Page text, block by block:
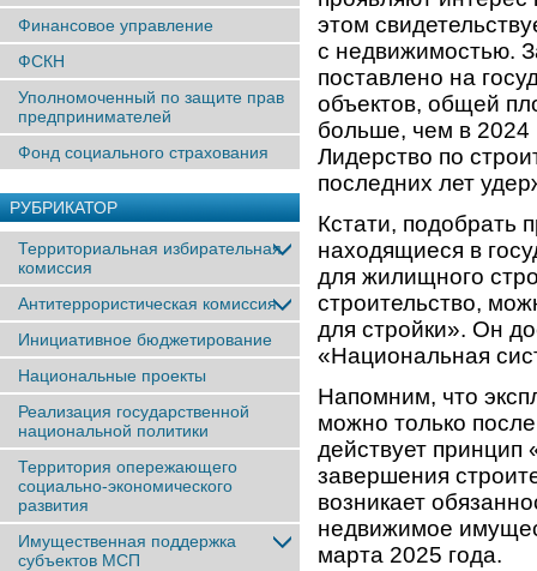
Финансовое управление
ФСКН
Уполномоченный по защите прав
предпринимателей
Фонд социального страхования
РУБРИКАТОР
Территориальная избирательная
комиссия
Антитеррористическая комиссия
Инициативное бюджетирование
Национальные проекты
Реализация государственной
национальной политики
Территория опережающего
социально-экономического
развития
Имущественная поддержка
субъектов МСП
этом
с недвижимостью.
поставлено на
объектов, общей
больше, чем в
Лидерство по
последних лет
Кстати, подобрать
находящиеся в
для жилищного
строительство,
для стройки». Он
«Национальная
Напомним, что
можно только
действует принцип
завершения
возникает
недвижимое
марта 2025 года.